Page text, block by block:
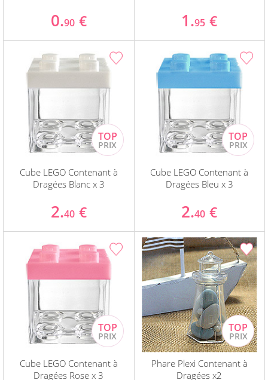
0.90 € 1.95 €
Cube LEGO Contenant à
Dragées Blanc x 3
2.40 €
Cube LEGO Contenant à
Dragées Bleu x 3
2.40 €
Cube LEGO Contenant à
Dragées Rose x 3
Phare Plexi Contenant à
Dragées x2